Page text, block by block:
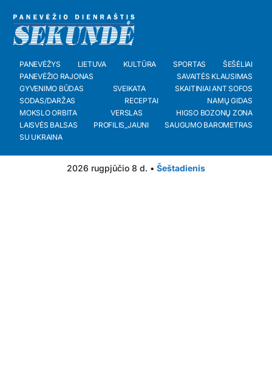
PANEVĖŽYS LIETUVA KULTŪRA SPORTAS
ŠEŠĖLIAI
PANEVĖŽIO RAJONAS
SAVAITĖS KLAUSIMAS
GYVENIMO BŪDAS
SVEIKATA
SKAITINIAI ANT SOFOS
SODAS/DARŽAS
RECEPTAI
NAMŲ GIDAS
MOKSLO ORBITA
VERSLAS
HIGSO BOZONŲ ZONA
LAISVĖS BALSAS
PROFILIS_JAUNI
SAUGUMO BAROMETRAS
SU UKRAINA
2026 rugpjūčio 8 d. • Šeštadienis